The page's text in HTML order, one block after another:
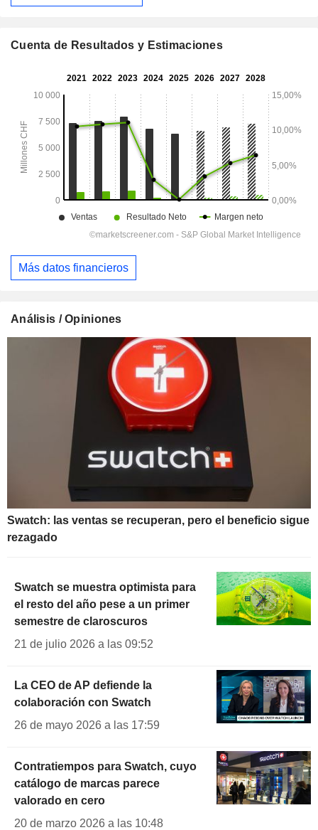
Cuenta de Resultados y Estimaciones
Más datos financieros
Análisis / Opiniones
Swatch: las ventas se recuperan, pero el beneficio sigue
rezagado
Swatch se muestra optimista para
el resto del año pese a un primer
semestre de claroscuros
21 de julio 2026 a las 09:52
La CEO de AP defiende la
colaboración con Swatch
26 de mayo 2026 a las 17:59
Contratiempos para Swatch, cuyo
catálogo de marcas parece
valorado en cero
20 de marzo 2026 a las 10:48